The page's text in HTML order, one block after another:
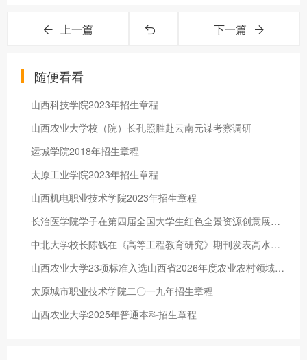
上一篇 下一篇
随便看看
山西科技学院2023年招生章程
山西农业大学校（院）长孔照胜赴云南元谋考察调研
运城学院2018年招生章程
太原工业学院2023年招生章程
山西机电职业技术学院2023年招生章程
长治医学院学子在第四届全国大学生红色全景资源创意展示大赛中获佳绩
中北大学校长陈钱在《高等工程教育研究》期刊发表高水平研究论文
山西农业大学23项标准入选山西省2026年度农业农村领域主推标准
太原城市职业技术学院二〇一九年招生章程
山西农业大学2025年普通本科招生章程